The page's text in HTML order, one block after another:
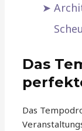
Das
Das